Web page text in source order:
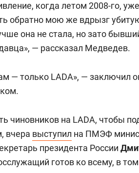
когда летом 2008-го,
обратно мою же вдрызг
она не стала, но зато
— рассказал Медведев.
— только LADA», — заключил
чиновников на LADA, чтобы
вчера выступил на ПМЭФ
президента России
готов ко всему, в